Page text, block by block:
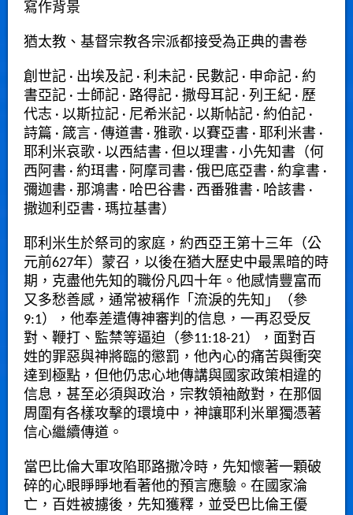
寫作背景
猶太教、基督宗教各宗派都接受為正典的書卷
創世記 · 出埃及記 · 利未記 · 民數記 · 申命記 · 約
書亞記 · 士師記 · 路得記 · 撒母耳記 · 列王紀 · 歷
代志 · 以斯拉記 · 尼希米記 · 以斯帖記 · 約伯記 ·
詩篇 · 箴言 · 傳道書 · 雅歌 · 以賽亞書 · 耶利米書 ·
耶利米哀歌 · 以西結書 · 但以理書 · 小先知書（何
西阿書 · 約珥書 · 阿摩司書 · 俄巴底亞書 · 約拿書 ·
彌迦書 · 那鴻書 · 哈巴谷書 · 西番雅書 · 哈該書 ·
撒迦利亞書 · 瑪拉基書）
耶利米生於祭司的家庭，約西亞王第十三年（公
元前627年）蒙召，以後在猶大歷史中最黑暗的時
期，克盡他先知的職份凡四十年。他感情豐富而
又多愁善感，通常被稱作「流淚的先知」（參
9:1），他奉差遣傳神審判的信息，一再忍受反
對、鞭打、監禁等逼迫（參11:18-21），面對百
姓的罪惡與神將臨的懲罰，他內心的痛苦與衝突
達到極點，但他仍忠心地傳講與國家政策相違的
信息，甚至必須與政治，宗教領袖敵對，在那個
周圍有各樣攻擊的環境中，神讓耶利米單獨憑著
信心繼續傳道。
當巴比倫大軍攻陷耶路撒冷時，先知懷著一顆破
碎的心眼睜睜地看著他的預言應驗。在國家淪
亡，百姓被擄後，先知獲釋，並受巴比倫王優